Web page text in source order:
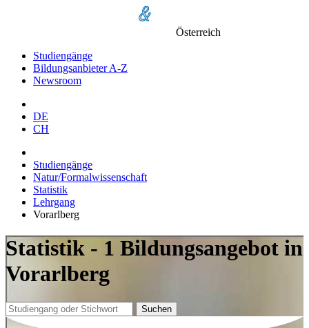
Österreich
Studiengänge
Bildungsanbieter A-Z
Newsroom
DE
CH
Studiengänge
Natur/Formalwissenschaft
Statistik
Lehrgang
Vorarlberg
Statistik - 1 Bildungsangebot in
Vorarlberg
Suchen